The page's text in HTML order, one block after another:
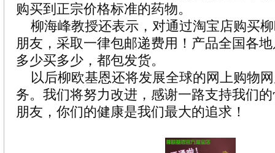
购买到正宗价格标准的药物。
柳海峰教授还表示，对通过淘宝店购买
朋友，采取一律包邮递费用！产品全国各
多少买多少，都包发货。
以后柳欧基恩还将发展全球的网上购物
务。我们将努力改进，感谢一路支持我们
朋友，你们的健康是我们最大的追求！